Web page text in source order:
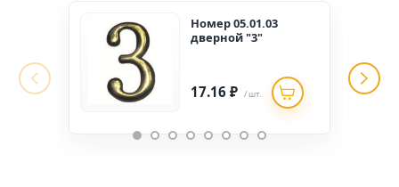
Номер 05.01.03
дверной "3"
17.16 ₽ / шт.